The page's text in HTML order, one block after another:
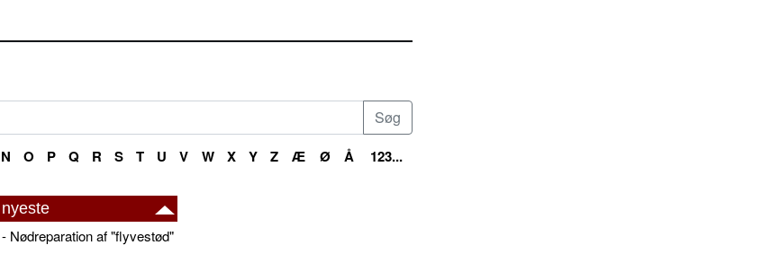
N O P Q R S T U V W X Y Z Æ Ø Å 123...
Nødreparation af "flyvestød"